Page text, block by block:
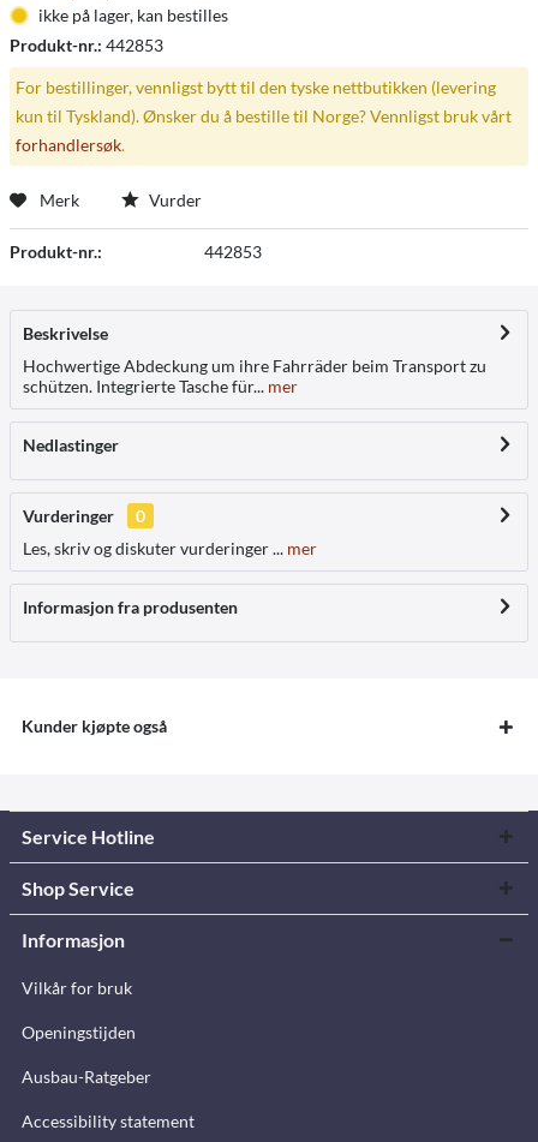
ikke på lager, kan bestilles
Produkt-nr.: 442853
For bestillinger, vennligst bytt til den tyske nettbutikken (levering
kun til Tyskland). Ønsker du å bestille til Norge? Vennligst bruk vårt
forhandlersøk.
Merk Vurder
Produkt-nr.: 442853
Beskrivelse
Hochwertige Abdeckung um ihre Fahrräder beim Transport zu
schützen. Integrierte Tasche für... mer
Nedlastinger
Vurderinger
0
Les, skriv og diskuter vurderinger ... mer
Informasjon fra produsenten
Kunder kjøpte også
Service Hotline
Shop Service
Informasjon
Vilkår for bruk
Openingstijden
Ausbau-Ratgeber
Accessibility statement